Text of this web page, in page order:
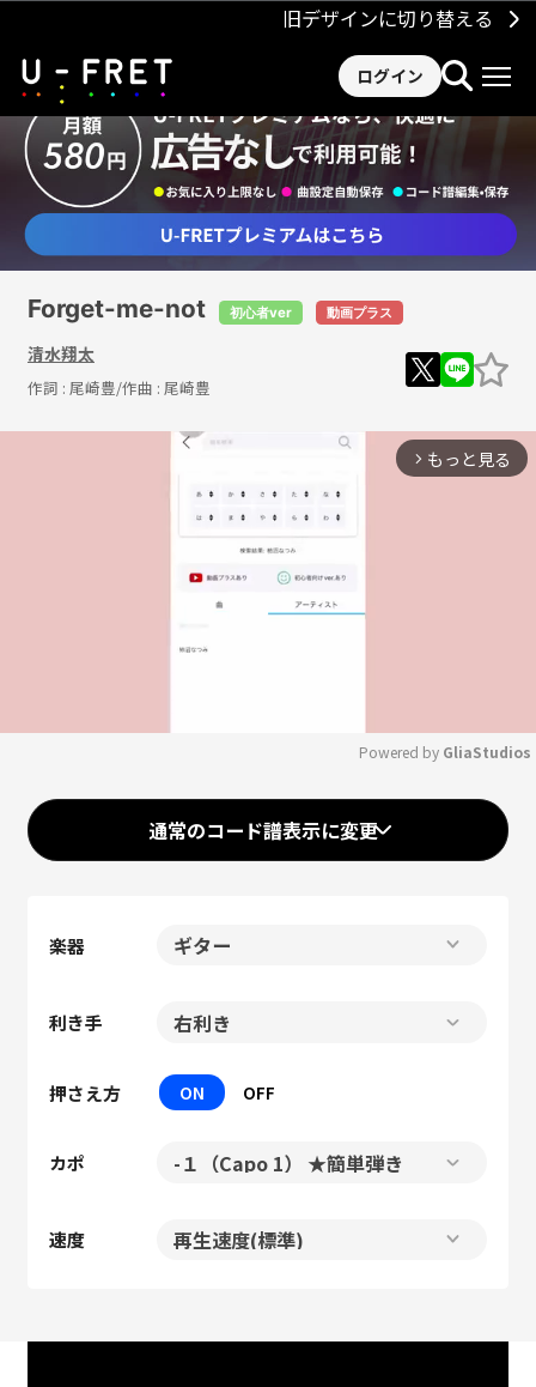
旧デザインに切り替える
ログイン
Forget-me-not 初心者ver 動画プラス
清水翔太
作詞 : 尾崎豊/作曲 : 尾崎豊
arrow_forward_ios もっと見る
Mute
Powered by GliaStudios
通常のコード譜表示に変更
楽器
利き手
押さえ方 ON OFF
カポ
速度